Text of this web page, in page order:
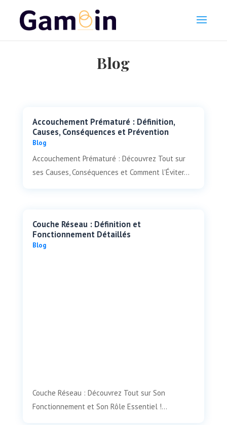
Blog
Accouchement Prématuré : Définition,
Causes, Conséquences et Prévention
Blog
Accouchement Prématuré : Découvrez Tout sur
ses Causes, Conséquences et Comment l'Éviter...
Couche Réseau : Définition et
Fonctionnement Détaillés
Blog
Couche Réseau : Découvrez Tout sur Son
Fonctionnement et Son Rôle Essentiel !...